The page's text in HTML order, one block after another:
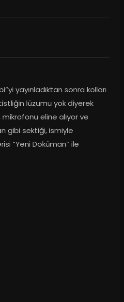
yayınladıktan sonra kolları
lüzumu yok diyerek
mikrofonu eline alıyor ve
gibi sektiği, ismiyle
“Yeni Doküman” ile